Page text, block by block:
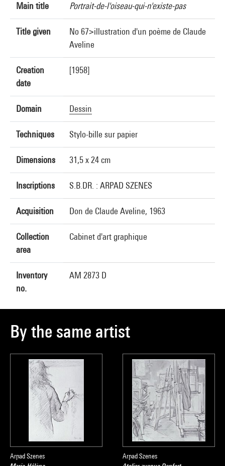
Main title Portrait-de-l'oiseau-qui-n'existe-pas
Title given
No 67>illustration d'un poème de Claude
Aveline
Creation
date
[1958]
Domain Dessin
Techniques Stylo-bille sur papier
Dimensions 31,5 x 24 cm
Inscriptions S.B.DR. : ARPAD SZENES
Acquisition Don de Claude Aveline, 1963
Collection
area
Cabinet d'art graphique
Inventory
no.
AM 2873 D
By the same artist
Arpad Szenes
Arpad Szenes